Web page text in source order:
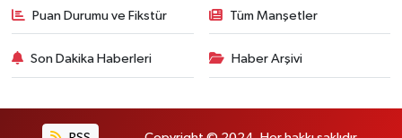
Puan Durumu ve Fikstür Tüm Manşetler
Son Dakika Haberleri Haber Arşivi